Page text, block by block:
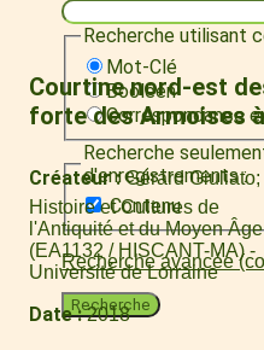
Recherche utilisant
Mot-Clé
Booléen
Correspondance
Recherche
d'enregistrements :
Contenu
Recherche avancée
Recherche
Courtine nord-est
forte des Armoises
Créateur
Gérard Giuliato
Histoire et Cultures de
l'Antiquité et du Moyen Âge
(EA1132 / HISCANT-MA) -
Université de Lorraine
Date 2018